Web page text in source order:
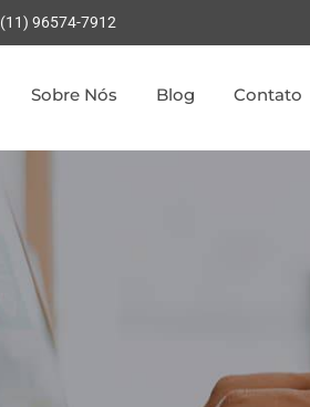
(11) 96574-7912
Sobre Nós Blog Contato